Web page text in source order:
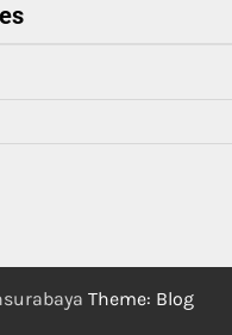
Theme: Blog